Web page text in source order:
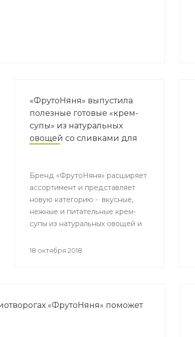
«ФрутоНяня» выпустила
полезные готовые «крем-
супы» из натуральных
овощей со сливками для
Бренд «ФрутоНяня» расширяет
ассортимент и представляет
новую категорию - вкусные,
нежные и питательные крем-
супы из натуральных овощей и
месяцев.
18 октября 2018
«ФрутоНяня» поможет